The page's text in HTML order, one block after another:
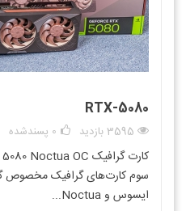
RTX-5080
3595 بازدید 0 پسندشده
سوم کارت‌های گرافیک مخصوص
ایسوس و Noctua...